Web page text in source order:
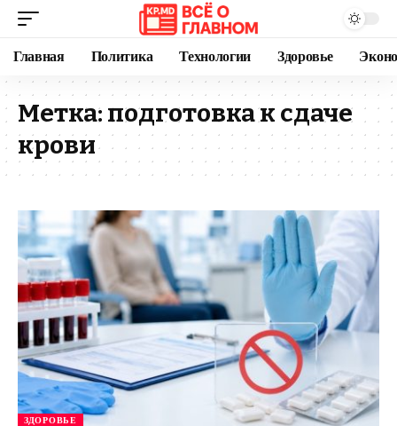
Главная Политика Технологии Здоровье
Метка: подготовка к сдаче
крови
ЗДОРОВЬЕ